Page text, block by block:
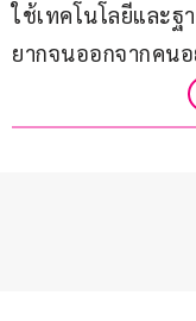
ใช้เทคโนโลยีและ
ยากจนออกจากคน